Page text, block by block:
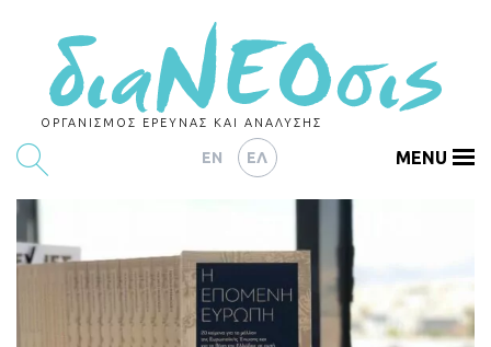
ΟΡΓΑΝΙΣΜΟΣ ΕΡΕΥΝΑΣ ΚΑΙ ΑΝΑΛΥΣΗΣ
EN ΕΛ
ΕΡΕΥΝΕΣ
ΑΡΘΡΟΓΡΑΦΙΑ
ΕΚΔΗΛΩΣΕΙΣ
MENU